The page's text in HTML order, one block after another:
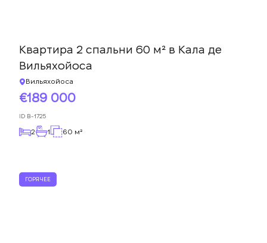
Квартира 2 спальни 60 м² в Кала де
Вильяхойоса
Вильяхойоса
189 000
ID B-1725
2 1 60 м²
ГОРЯЧЕЕ